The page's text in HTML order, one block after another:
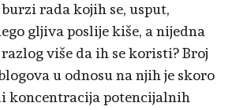
rada kojih se, usput,
gljiva poslije kiše, a nijedna
više da ih se koristi? Broj
u odnosu na njih je skoro
koncentracija potencijalnih